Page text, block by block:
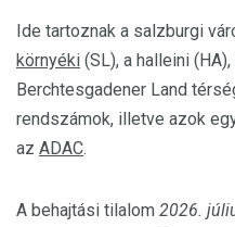
Ide tartoznak a salzburgi
környéki (SL), a halleini
Berchtesgadener Land
rendszámok, illetve azok
az ADAC.
A behajtási tilalom 2026.